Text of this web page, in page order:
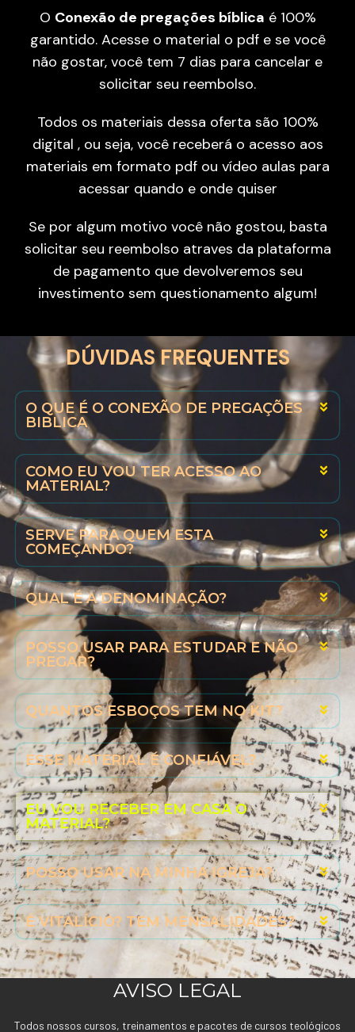
O Conexão de pregações bíblica é 100%
garantido. Acesse o material o pdf e se você
não gostar, você tem 7 dias para cancelar e
solicitar seu reembolso.
Todos os materiais dessa oferta são 100%
digital , ou seja, você receberá o acesso aos
materiais em formato pdf ou vídeo aulas para
acessar quando e onde quiser
Se por algum motivo você não gostou, basta
solicitar seu reembolso atraves da plataforma
de pagamento que devolveremos seu
investimento sem questionamento algum!
DÚVIDAS FREQUENTES
O QUE É O CONEXÃO DE PREGAÇÕES
BIBLICA
COMO EU VOU TER ACESSO AO
MATERIAL?
SERVE PARA QUEM ESTA
COMEÇANDO?
QUAL É A DENOMINAÇÃO?
POSSO USAR PARA ESTUDAR E NÃO
PREGAR?
QUANTOS ESBOÇOS TEM NO KIT?
ESSE MATERIAL É CONFIÁVEL?
EU VOU RECEBER EM CASA O
MATERIAL?
POSSO USAR NA MINHA IGREJA?
É VITALÍCIO? TEM MENSALIDADES?
AVISO LEGAL
Todos nossos cursos, treinamentos e pacotes de cursos teológicos